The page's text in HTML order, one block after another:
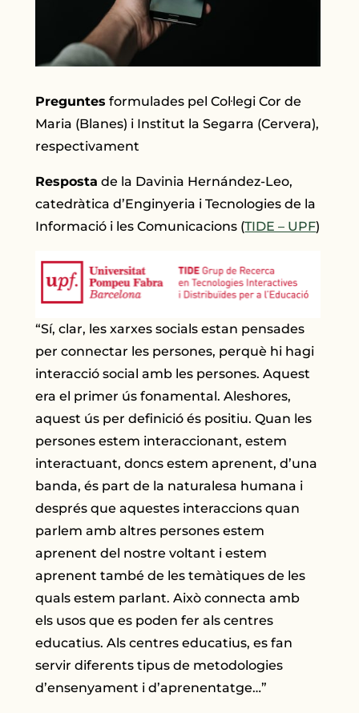
Preguntes formulades pel Col·legi Cor de
Maria (Blanes) i Institut la Segarra (Cervera),
respectivament
Resposta de la Davinia Hernández-Leo,
catedràtica d’Enginyeria i Tecnologies de la
Informació i les Comunicacions (TIDE – UPF)
“Sí, clar, les xarxes socials estan pensades
per connectar les persones, perquè hi hagi
interacció social amb les persones. Aquest
era el primer ús fonamental. Aleshores,
aquest ús per definició és positiu. Quan les
persones estem interaccionant, estem
interactuant, doncs estem aprenent, d’una
banda, és part de la naturalesa humana i
després que aquestes interaccions quan
parlem amb altres persones estem
aprenent del nostre voltant i estem
aprenent també de les temàtiques de les
quals estem parlant. Això connecta amb
els usos que es poden fer als centres
educatius. Als centres educatius, es fan
servir diferents tipus de metodologies
d’ensenyament i d’aprenentatge…”